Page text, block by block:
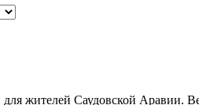
для жителей Саудовской Аравии.